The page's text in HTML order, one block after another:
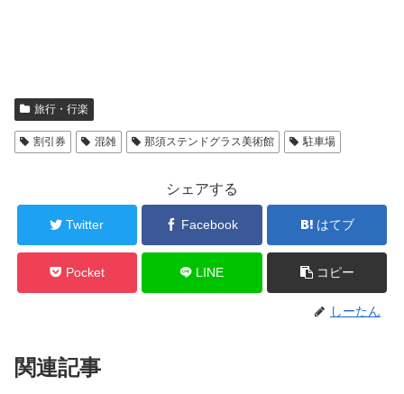
旅行・行楽
割引券 混雑 那須ステンドグラス美術館 駐車場
シェアする
Twitter Facebook はてブ
Pocket LINE コピー
しーたん
関連記事